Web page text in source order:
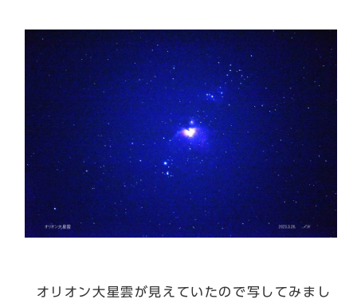
オリオン大星雲が見えていたので写してみまし